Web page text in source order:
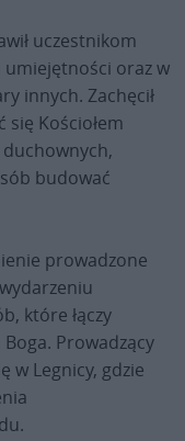
uczestnikom
oraz w
innych. Zachęcił
Kościołem
budować
prowadzone
które łączy
Prowadzący
w Legnicy, gdzie